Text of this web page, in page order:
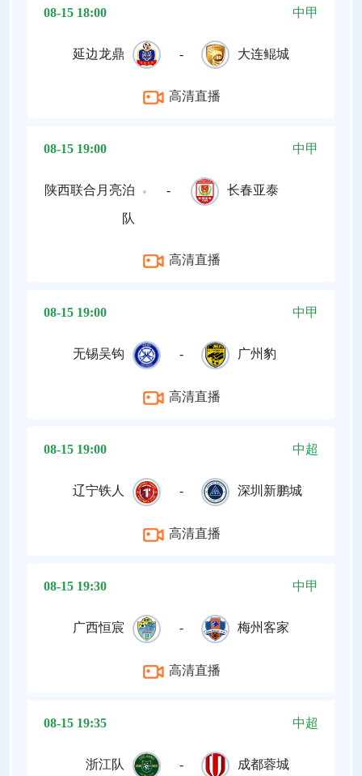
08-15 18:00 中甲
延边龙鼎 - 大连鲲城
高清直播
08-15 19:00 中甲
陕西联合月亮泊
队
- 长春亚泰
高清直播
08-15 19:00 中甲
无锡吴钩 - 广州豹
高清直播
08-15 19:00 中超
辽宁铁人 - 深圳新鹏城
高清直播
08-15 19:30 中甲
广西恒宸 - 梅州客家
高清直播
08-15 19:35 中超
浙江队 - 成都蓉城